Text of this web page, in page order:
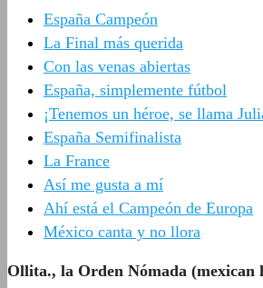
España Campeón
La Final más querida
Con las venas abiertas
España, simplemente fútbol
¡Tenemos un héroe, se llama
España Semifinalista
La France
Así me gusta a mí
Ahí está el Campeón de Europa
México canta y no llora
Ollita., la Orden Nómada (mexican